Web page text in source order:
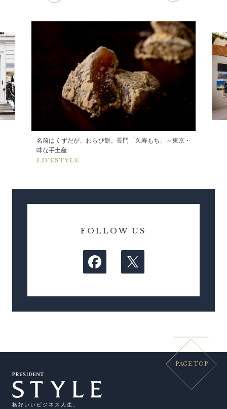
名前はくずだが、わらび餅。長門「久寿もち」～東京・
味な手土産
LIFESTYLE
FOLLOW US
PAGE TOP
格好いいビジネス人生。